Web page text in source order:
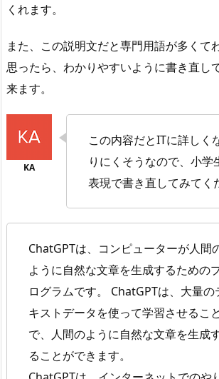
くれます。
また、この説明文だと専門用語が多くて
思ったら、わかりやすいように書き直し
来ます。
この内容だとITに詳しく
りにくそうなので、小学
表現で書き直してみてく
ChatGPTは、コンピューターが人間
ように自然な文章を生成するための
ログラムです。 ChatGPTは、大量の
キストデータを使って学習させること
で、人間のように自然な文章を生成
ることができます。